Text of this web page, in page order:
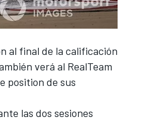
al final de la calificación
verá al RealTeam
position de sus
las dos sesiones